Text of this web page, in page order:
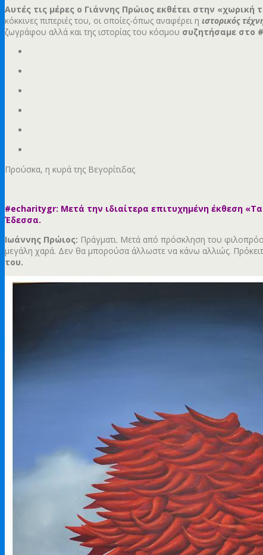
Αυτές τις μέρες ο Γιάννης Πρώιος εκθέτει στην «χωρική
κόκκινες πιπεριές του, οι οποίες-όπως αναφέρει η ιστορικός
ζωγράφου αλλά και της ιστορίας του κόσμου συζητήσαμε στο
Προύσκα, η κυρά της Βεγορίτιδας
#echaritygr: Μετά την ιδιαίτερα επιτυχημένη έκθεση
Έδεσσα.
Ιωάννης Πρώιος: Πράγματι. Μετά από πρόσκληση του
μεγάλη χαρά. Δεν θα μπορούσα άλλωστε να κάνω αλλιώς.
του.